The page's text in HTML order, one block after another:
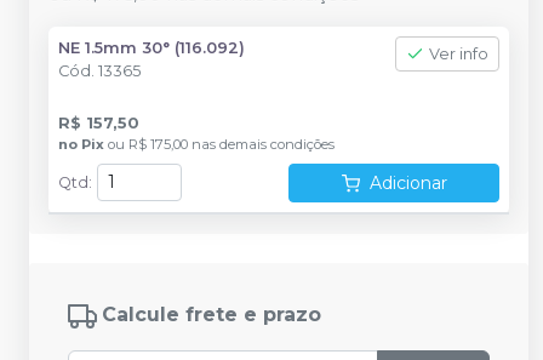
NE 1.5mm 30° (116.092)
Cód. 13365
Ver info
R$ 157,50
no Pix ou R$ 175,00 nas demais condições
Qtd : Adicionar
Calcule frete e prazo